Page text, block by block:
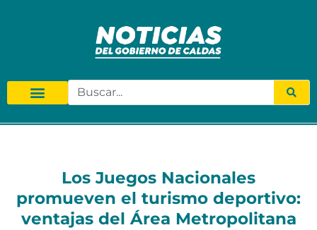
Los Juegos Nacionales
promueven el turismo deportivo:
ventajas del Área Metropolitana